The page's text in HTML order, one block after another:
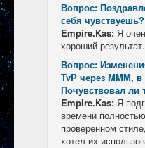
Вопрос:
себя чувствуешь?
Empire.Kas: Я
хороший результат.
Вопрос:
TvP через MMM,
Почувствовал ли
Empire.Kas: Я
времени
проверенном
хотел их